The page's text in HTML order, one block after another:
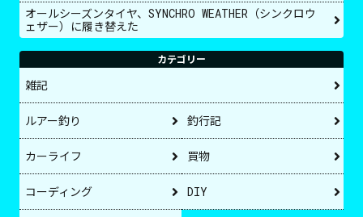
オールシーズンタイヤ、SYNCHRO WEATHER（シンクロウ
ェザー）に履き替えた
カテゴリー
雑記
ルアー釣り 釣行記
カーライフ 買物
コーディング DIY